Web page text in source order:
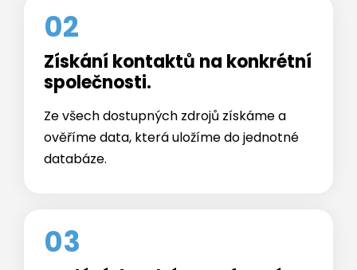
Získání kontaktů na konkrétní
společnosti.
Ze všech dostupných zdrojů získáme a
ověříme data, která uložíme do jednotné
databáze.
Dodání databáze ve formátu,
který vám nejvíce vyhovuje.